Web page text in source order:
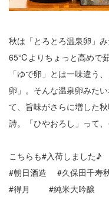
秋は「とろとろ温泉卵」
65℃よりちょっと高めで
「ゆで卵」とは一味違う
卵」。そんな温泉卵みた
て、旨味がさらに増した
詩。「ひやおろし」って、
こちらも#入荷しました♪
#朝日酒造 #久保田千
#得月 #純米大吟醸